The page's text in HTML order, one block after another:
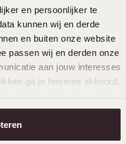
en persoonlijker te
kunnen wij en derde
en buiten onze website
passen wij en derden onze
aan jouw interesses
ga je hiermee akkoord.